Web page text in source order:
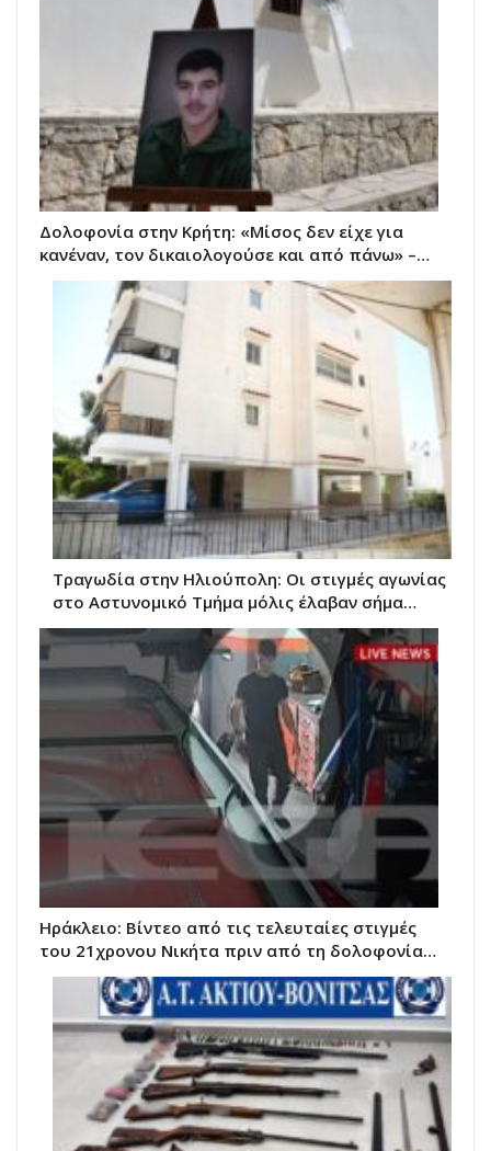
Δολοφονία στην Κρήτη: «Μίσος δεν είχε για
κανέναν, τον δικαιολογούσε και από πάνω» –…
Τραγωδία στην Ηλιούπολη: Οι στιγμές αγωνίας
στο Αστυνομικό Τμήμα μόλις έλαβαν σήμα…
Ηράκλειο: Βίντεο από τις τελευταίες στιγμές
του 21χρονου Νικήτα πριν από τη δολοφονία…